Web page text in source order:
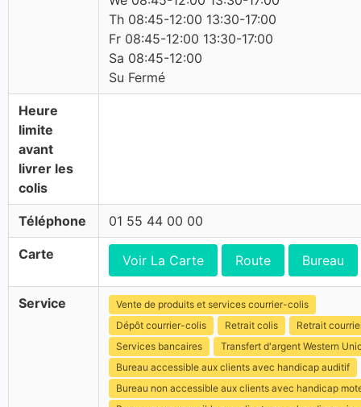
Th 08:45-12:00 13:30-17:00
Fr 08:45-12:00 13:30-17:00
Sa 08:45-12:00
Su Fermé
Heure
limite
avant
livrer les
colis
Téléphone 01 55 44 00 00
Carte Voir La Carte Route Bureau
Service
Vente de produits et services courrier-colis
Dépôt courrier-colis
Retrait colis
Retrait
Services bancaires
Transfert d'argent Western
Bureau accessible aux clients avec handicap auditif
Bureau non accessible aux clients avec handicap